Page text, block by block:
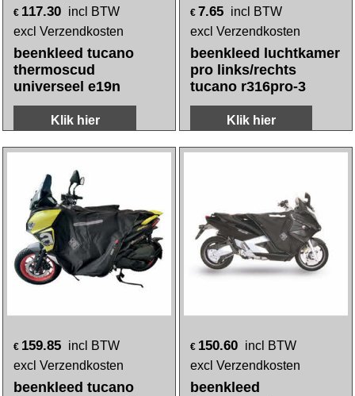
€ 117.30 incl BTW
excl Verzendkosten
beenkleed tucano
thermoscud
universeel e19n
Klik hier
€ 7.65 incl BTW
excl Verzendkosten
beenkleed luchtkamer
pro links/rechts
tucano r316pro-3
Klik hier
€ 159.85 incl BTW
excl Verzendkosten
€ 150.60 incl BTW
excl Verzendkosten